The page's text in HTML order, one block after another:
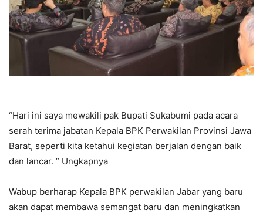
“Hari ini saya mewakili pak Bupati Sukabumi pada acara
serah terima jabatan Kepala BPK Perwakilan Provinsi Jawa
Barat, seperti kita ketahui kegiatan berjalan dengan baik
dan lancar. ” Ungkapnya
Wabup berharap Kepala BPK perwakilan Jabar yang baru
akan dapat membawa semangat baru dan meningkatkan